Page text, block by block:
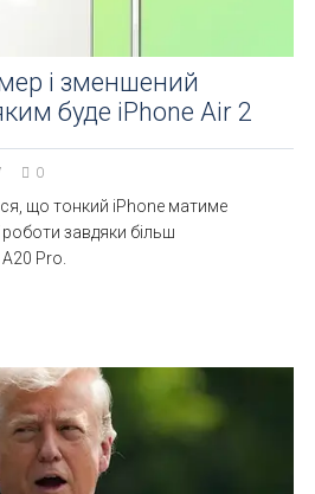
і зменшений
буде iPhone Air 2
0
що тонкий iPhone матиме
завдяки більш
Pro.